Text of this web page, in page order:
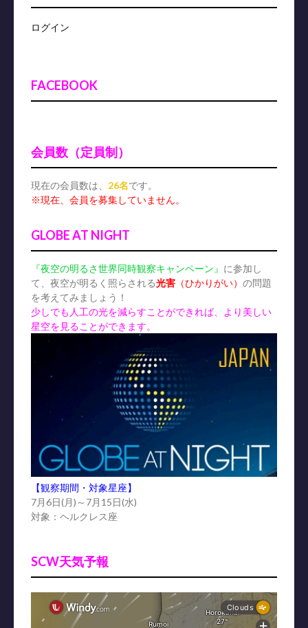
ログイン
FACEBOOK
会員数（定員制）
現在の会員数は、 26名です。
※現在、会員を募集していません。
GLOBE AT NIGHT
『夜空の明るさ世界同時観察キャンペーン』 に参加し
て、夜空が明るく照らされる光害 （ひかりがい） の問題
を考えてみましょう！
少しでも人工の光を減らすことができれば、より美しい
星空を見ることができます。
【観察期間・対象星座】
7月6日(月)～7月15日(水)
対象：ヘルクレス座
SCW天気予報